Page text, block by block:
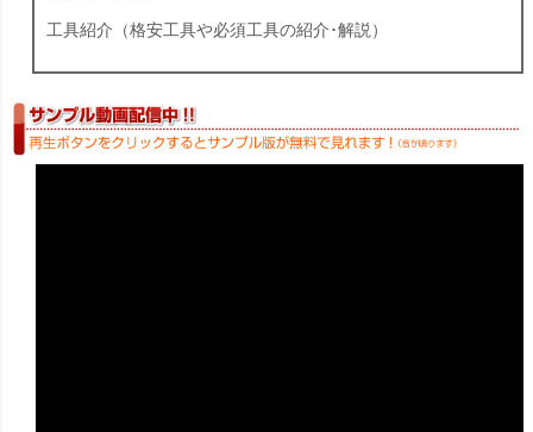
工具紹介（格安工具や必須工具の紹介･解説）